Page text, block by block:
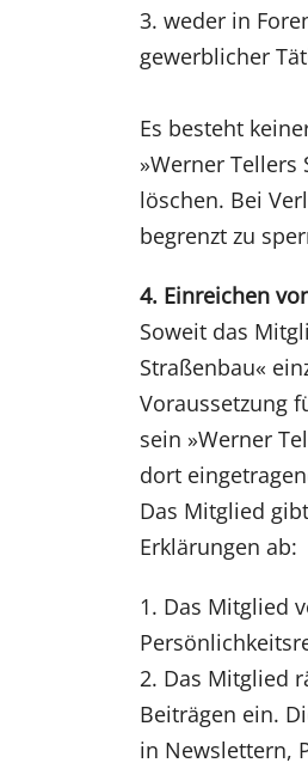
3. weder in
gewerblicher
Es besteht
»Werner
löschen. Bei
begrenzt zu
4. Einreichen
Soweit das
Straßenbau«
Voraussetzung
sein »Werner
dort
Das Mitglied
Erklärungen ab:
1. Das Mitglied
2. Das Mitglied
Beiträgen ein.
in Newslettern,